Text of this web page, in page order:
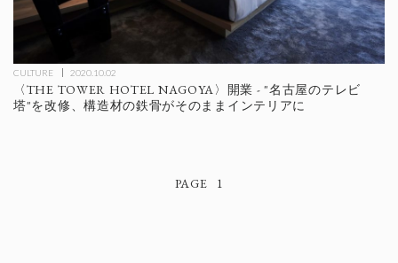
CULTURE 2020.10.02
〈THE TOWER HOTEL NAGOYA〉開業 - "名古屋のテレビ
塔"を改修、構造材の鉄骨がそのままインテリアに
1